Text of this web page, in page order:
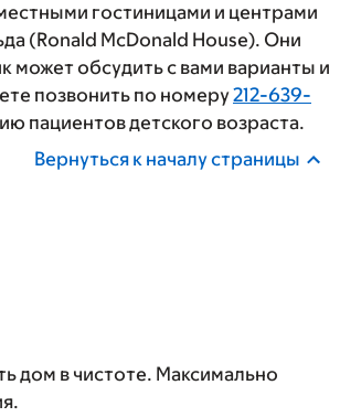
гостиницами и центрами
(Ronald McDonald House). Они
может обсудить с вами варианты и
позвонить по номеру212-639-
пациентов детского возраста.
Вернуться к началу страницы
дом в чистоте. Максимально